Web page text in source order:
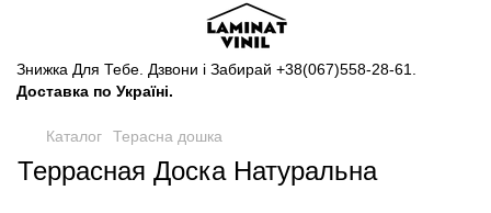
Знижка Для Тебе. Дзвони і Забирай +38(067)558-28-61
Доставка по Україні.
Каталог Терасна дошка
Террасная Доска Натуральна